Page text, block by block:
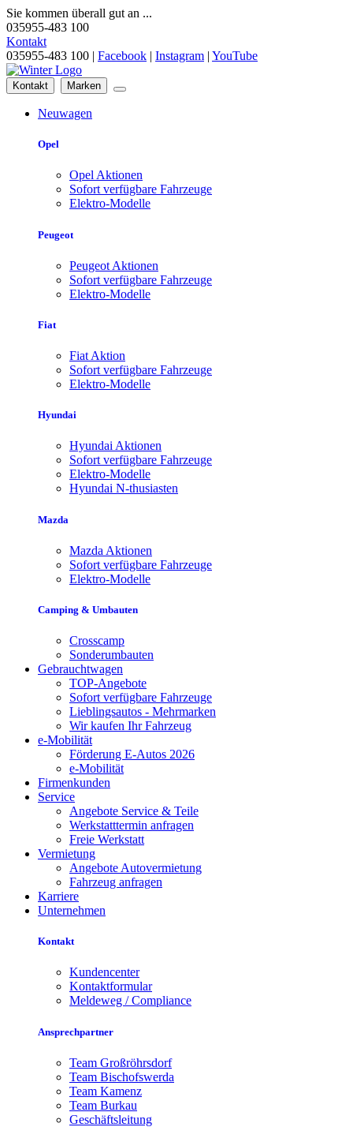
Sie kommen überall gut an ...
035955-483 100
Kontakt
035955-483 100 | Facebook | Instagram | YouTube
Kontakt Marken
Neuwagen
Opel
Opel Aktionen
Sofort verfügbare Fahrzeuge
Elektro-Modelle
Peugeot
Peugeot Aktionen
Sofort verfügbare Fahrzeuge
Elektro-Modelle
Fiat
Fiat Aktion
Sofort verfügbare Fahrzeuge
Elektro-Modelle
Hyundai
Hyundai Aktionen
Sofort verfügbare Fahrzeuge
Elektro-Modelle
Hyundai N-thusiasten
Mazda
Mazda Aktionen
Sofort verfügbare Fahrzeuge
Elektro-Modelle
Camping & Umbauten
Crosscamp
Sonderumbauten
Gebrauchtwagen
TOP-Angebote
Sofort verfügbare Fahrzeuge
Lieblingsautos - Mehrmarken
Wir kaufen Ihr Fahrzeug
e-Mobilität
Förderung E-Autos 2026
e-Mobilität
Firmenkunden
Service
Angebote Service & Teile
Werkstatttermin anfragen
Freie Werkstatt
Vermietung
Angebote Autovermietung
Fahrzeug anfragen
Karriere
Unternehmen
Kontakt
Kundencenter
Kontaktformular
Meldeweg / Compliance
Ansprechpartner
Team Großröhrsdorf
Team Bischofswerda
Team Kamenz
Team Burkau
Geschäftsleitung